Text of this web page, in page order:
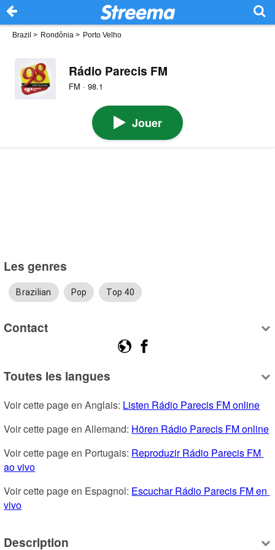
Brazil > Rondônia > Porto Velho
Rádio Parecis FM
FM · 98.1
Jouer
Les genres
Brazilian Pop Top 40
Contact
Toutes les langues
Voir cette page en Anglais: Listen Rádio Parecis FM online
Voir cette page en Allemand: Hören Rádio Parecis FM online
Voir cette page en Portugais: Reproduzir Rádio Parecis FM
ao vivo
Voir cette page en Espagnol: Escuchar Rádio Parecis FM en
vivo
Description